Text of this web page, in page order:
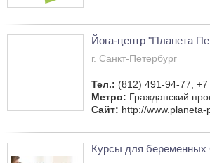
Йога-центр "Планета
г. Санкт-Петербург
Тел.: (812) 491-94-77,
Метро: Гражданский
Сайт: http://www.planeta-
Курсы для беременных